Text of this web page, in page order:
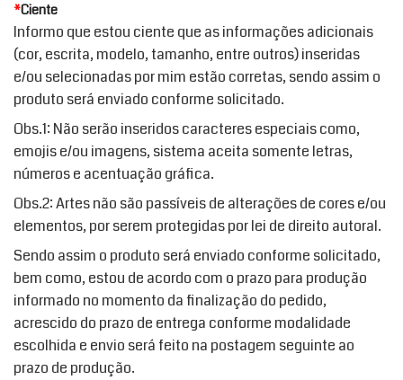
*Ciente
Informo que estou ciente que as informações adicionais
(cor, escrita, modelo, tamanho, entre outros) inseridas
e/ou selecionadas por mim estão corretas, sendo assim o
produto será enviado conforme solicitado.
Obs.1: Não serão inseridos caracteres especiais como,
emojis e/ou imagens, sistema aceita somente letras,
números e acentuação gráfica.
Obs.2: Artes não são passíveis de alterações de cores e/ou
elementos, por serem protegidas por lei de direito autoral.
Sendo assim o produto será enviado conforme solicitado,
bem como, estou de acordo com o prazo para produção
informado no momento da finalização do pedido,
acrescido do prazo de entrega conforme modalidade
escolhida e envio será feito na postagem seguinte ao
prazo de produção.